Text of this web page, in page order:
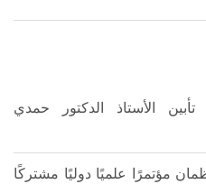
الأستاذ الدكتور حمدي
مؤتمرًا علميًا دوليًا مشتركًا